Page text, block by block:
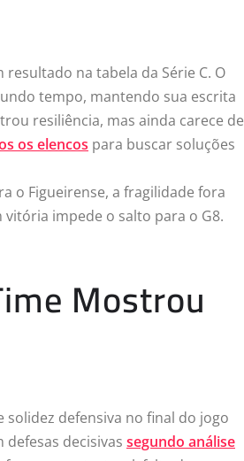
na tabela da Série C. O
tempo, mantendo sua escrita
resiliência, mas ainda carece de
os elencos para buscar soluções
o Figueirense, a fragilidade fora
impede o salto para o G8.
Mostrou
solidez defensiva no final do jogo
decisivas segundo análise